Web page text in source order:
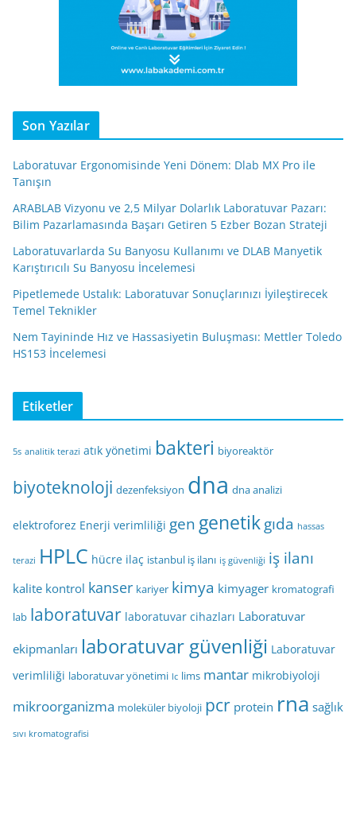
Son Yazılar
Laboratuvar Ergonomisinde Yeni Dönem: Dlab MX Pro ile
Tanışın
ARABLAB Vizyonu ve 2,5 Milyar Dolarlık Laboratuvar Pazarı:
Bilim Pazarlamasında Başarı Getiren 5 Ezber Bozan Strateji
Laboratuvarlarda Su Banyosu Kullanımı ve DLAB Manyetik
Karıştırıcılı Su Banyosu İncelemesi
Pipetlemede Ustalık: Laboratuvar Sonuçlarınızı İyileştirecek
Temel Teknikler
Nem Tayininde Hız ve Hassasiyetin Buluşması: Mettler Toledo
HS153 İncelemesi
Etiketler
5s analitik terazi atık yönetimi bakteri biyoreaktör
biyoteknoloji dezenfeksiyon dna dna analizi
elektroforez Enerji verimliliği gen genetikgıda hassas
terazi HPLC hücre ilaç istanbul iş ilanı iş güvenliği iş ilanı
kalite kontrol kanser kariyer kimya kimyager kromatografi
lab laboratuvar laboratuvar cihazları Laboratuvar
ekipmanları laboratuvar güvenliği Laboratuvar
verimliliği laboratuvar yönetimi lc lims mantar mikrobiyoloji
mikroorganizma moleküler biyoloji pcr protein rna sağlık
sıvı kromatografisi